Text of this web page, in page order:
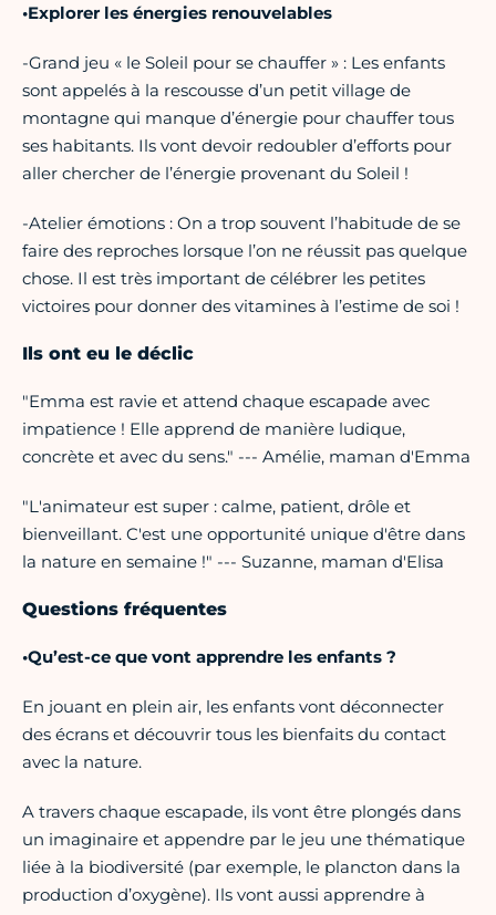
•Explorer les énergies renouvelables
-Grand jeu « le Soleil pour se chauffer » : Les enfants
sont appelés à la rescousse d’un petit village de
montagne qui manque d’énergie pour chauffer tous
ses habitants. Ils vont devoir redoubler d’efforts pour
aller chercher de l’énergie provenant du Soleil !
-Atelier émotions : On a trop souvent l’habitude de se
faire des reproches lorsque l’on ne réussit pas quelque
chose. Il est très important de célébrer les petites
victoires pour donner des vitamines à l’estime de soi !
Ils ont eu le déclic
"Emma est ravie et attend chaque escapade avec
impatience ! Elle apprend de manière ludique,
concrète et avec du sens." --- Amélie, maman d'Emma
"L'animateur est super : calme, patient, drôle et
bienveillant. C'est une opportunité unique d'être dans
la nature en semaine !" --- Suzanne, maman d'Elisa
Questions fréquentes
•Qu’est-ce que vont apprendre les enfants ?
En jouant en plein air, les enfants vont déconnecter
des écrans et découvrir tous les bienfaits du contact
avec la nature.
A travers chaque escapade, ils vont être plongés dans
un imaginaire et appendre par le jeu une thématique
liée à la biodiversité (par exemple, le plancton dans la
production d’oxygène). Ils vont aussi apprendre à